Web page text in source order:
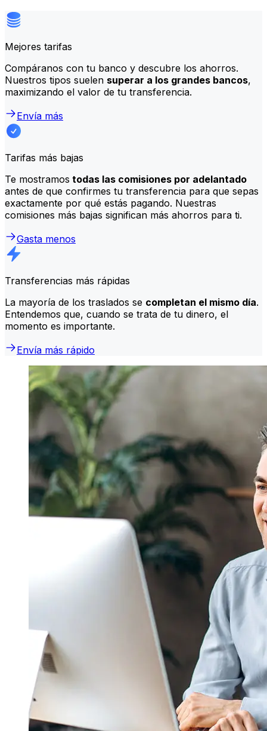
Mejores tarifas
Compáranos con tu banco y descubre los ahorros.
Nuestros tipos suelen superar a los grandes bancos,
maximizando el valor de tu transferencia.
Envía más
Tarifas más bajas
Te mostramos todas las comisiones por adelantado
antes de que confirmes tu transferencia para que sepas
exactamente por qué estás pagando. Nuestras
comisiones más bajas significan más ahorros para ti.
Gasta menos
Transferencias más rápidas
La mayoría de los traslados se completan el mismo día.
Entendemos que, cuando se trata de tu dinero, el
momento es importante.
Envía más rápido